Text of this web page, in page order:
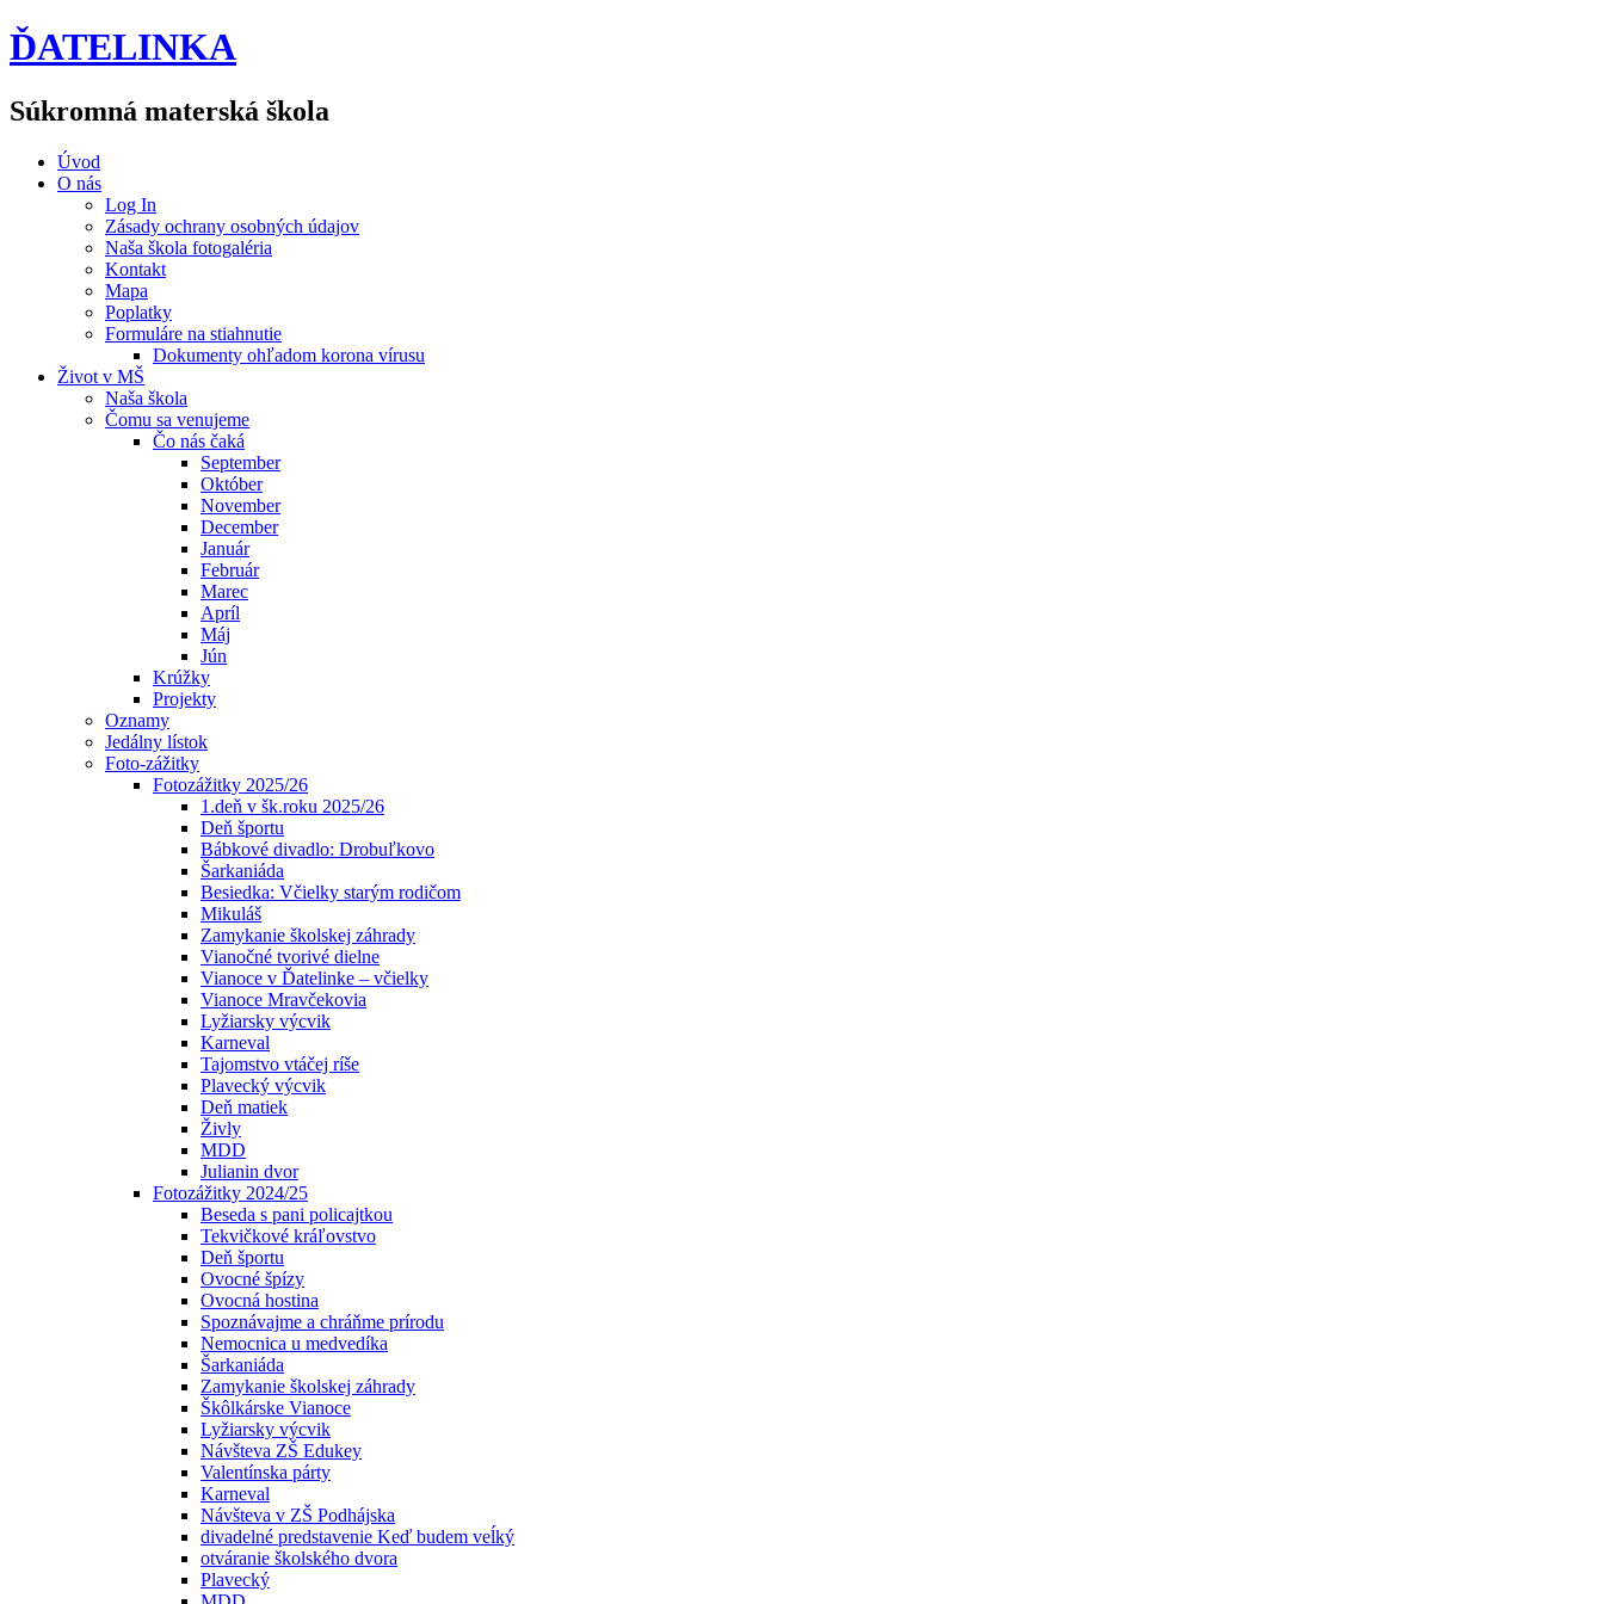
ĎATELINKA
Súkromná materská škola
Úvod
O nás
Log In
Zásady ochrany osobných údajov
Naša škola fotogaléria
Kontakt
Mapa
Poplatky
Formuláre na stiahnutie
Dokumenty ohľadom korona vírusu
Život v MŠ
Naša škola
Čomu sa venujeme
Čo nás čaká
September
Október
November
December
Január
Február
Marec
Apríl
Máj
Jún
Krúžky
Projekty
Oznamy
Jedálny lístok
Foto-zážitky
Fotozážitky 2025/26
1.deň v šk.roku 2025/26
Deň športu
Bábkové divadlo: Drobuľkovo
Šarkaniáda
Besiedka: Včielky starým rodičom
Mikuláš
Zamykanie školskej záhrady
Vianočné tvorivé dielne
Vianoce v Ďatelinke – včielky
Vianoce Mravčekovia
Lyžiarsky výcvik
Karneval
Tajomstvo vtáčej ríše
Plavecký výcvik
Deň matiek
Živly
MDD
Julianin dvor
Fotozážitky 2024/25
Beseda s pani policajtkou
Tekvičkové kráľovstvo
Deň športu
Ovocné špízy
Ovocná hostina
Spoznávajme a chráňme prírodu
Nemocnica u medvedíka
Šarkaniáda
Zamykanie školskej záhrady
Škôlkárske Vianoce
Lyžiarsky výcvik
Návšteva ZŠ Edukey
Valentínska párty
Karneval
Návšteva v ZŠ Podhájska
divadelné predstavenie Keď budem veĺký
otváranie školského dvora
Plavecký